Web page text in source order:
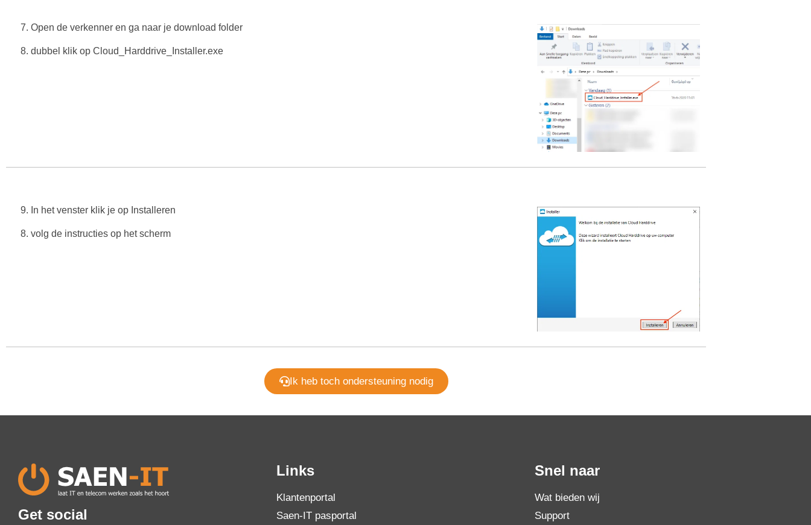
7. Open de verkenner en ga naar je download folder
8. dubbel klik op Cloud_Harddrive_Installer.exe
9. In het venster klik je op Installeren
8. volg de instructies op het scherm
Ik heb toch ondersteuning nodig
Get social
Links
Klantenportal
Saen-IT pasportal
Snel naar
Wat bieden wij
Support